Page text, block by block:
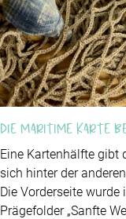
Die maritime Karte
Eine Kartenhälfte gibt
sich hinter der
Die Vorderseite
Prägefolder „Sanfte